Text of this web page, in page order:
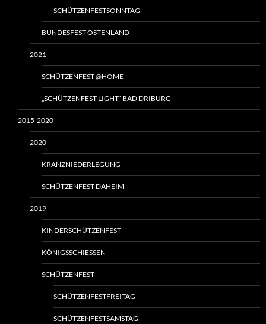
SCHÜTZENFESTSONNTAG
BUNDESFEST OSTENLAND
2021
SCHÜTZENFEST @HOME
„SCHÜTZENFEST LIGHT“ BAD DRIBURG
2015-2020
2020
KRANZNIEDERLEGUNG
SCHÜTZENFEST DAHEIM
2019
KINDERSCHÜTZENFEST
KÖNIGSSCHIESSEN
SCHÜTZENFEST
SCHÜTZENFESTFREITAG
SCHÜTZENFESTSAMSTAG